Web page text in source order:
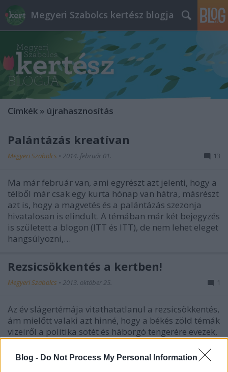
Blog - Do Not Process My Personal Information
Megyeri Szabolcs kertész blogja
Címkék » újrahasznosítás
Palántázás kreatívan
Megyeri Szabolcs • 2014. február 01. 13
Ma már február van, ami egyrészt azt jelenti, hogy a
télből már csak egy kurta hónap van hátra, másrészt
azt is, hogy a magvetés és a palántázás szezonja
hivatalosan is elindult. A témában már két bejegyzés
is született a blogon (ITT és ITT), de nem lehet eleget
hangsúlyozni,…
Rezsicsökkentés a kertben!
Megyeri Szabolcs • 2013. október 25. 1
Az év slágertémája vitathatatlanul a rezsicsökkentés,
ám mielőtt valaki azt hinné, hogy a békés zöld témák
vizeiről a politika sötét és háborgó tengerére evezek,
le kell szögeznem, hogy erről szó sincs. A
rezsicsökkentés elméletileg a kiadások
mérsékléséről szól,…